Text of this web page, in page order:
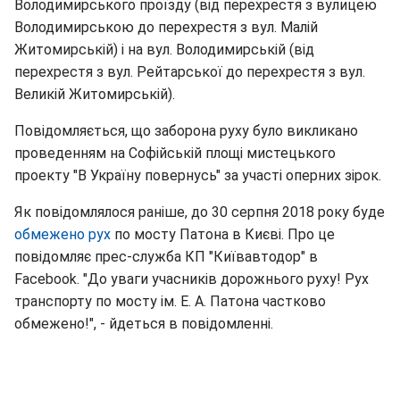
Володимирського проїзду (від перехрестя з вулицею
Володимирською до перехрестя з вул. Малій
Житомирській) і на вул. Володимирській (від
перехрестя з вул. Рейтарської до перехрестя з вул.
Великій Житомирській).
Повідомляється, що заборона руху було викликано
проведенням на Софійській площі мистецького
проекту "В Україну повернусь" за участі оперних зірок.
Як повідомлялося раніше, до 30 серпня 2018 року буде
обмежено рух по мосту Патона в Києві. Про це
повідомляє прес-служба КП "Київавтодор" в
Facebook. "До уваги учасників дорожнього руху! Рух
транспорту по мосту ім. Е. А. Патона частково
обмежено!", - йдеться в повідомленні.